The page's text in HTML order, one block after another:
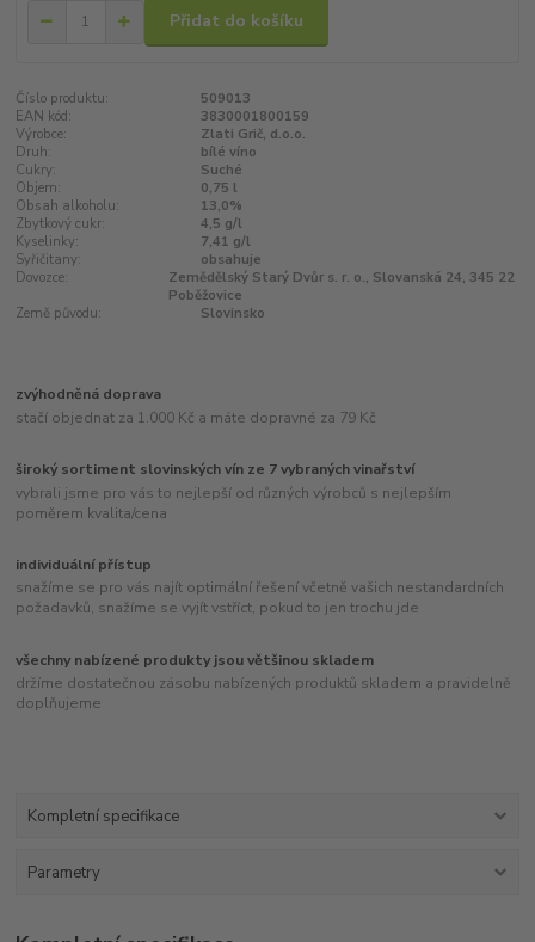
Přidat do košíku
Číslo produktu:
509013
EAN kód:
3830001800159
Výrobce:
Zlati Grič, d.o.o.
Druh:
bílé víno
Cukry:
Suché
Objem:
0,75 l
Obsah alkoholu:
13,0%
Zbytkový cukr:
4,5 g/l
Kyselinky:
7,41 g/l
Syřičitany:
obsahuje
Dovozce:
Zemědělský Starý Dvůr s. r. o., Slovanská 24, 345 22
Poběžovice
Země původu:
Slovinsko
zvýhodněná doprava
stačí objednat za 1.000 Kč a máte dopravné za 79 Kč
široký sortiment slovinských vín ze 7 vybraných vinařství
vybrali jsme pro vás to nejlepší od různých výrobců s nejlepším
poměrem kvalita/cena
individuální přístup
snažíme se pro vás najít optimální řešení včetně vašich nestandardních
požadavků, snažíme se vyjít vstříct, pokud to jen trochu jde
všechny nabízené produkty jsou většinou skladem
držíme dostatečnou zásobu nabízených produktů skladem a pravidelně
doplňujeme
Kompletní specifikace
Parametry